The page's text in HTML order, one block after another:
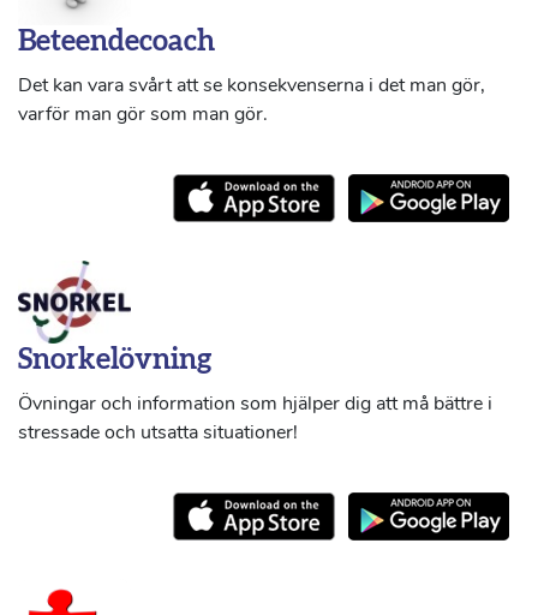
Beteendecoach
Det kan vara svårt att se konsekvenserna i det man gör,
varför man gör som man gör.
Snorkelövning
Övningar och information som hjälper dig att må bättre i
stressade och utsatta situationer!